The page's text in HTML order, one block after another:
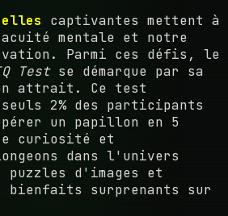
captivantes mettent à
mentale et notre
Parmi ces défis, le
Testse démarque par sa
attrait. Ce test
2% des participants
un papillon en 5
curiosité et
dans l'univers
puzzles d'images et
bienfaits surprenants sur